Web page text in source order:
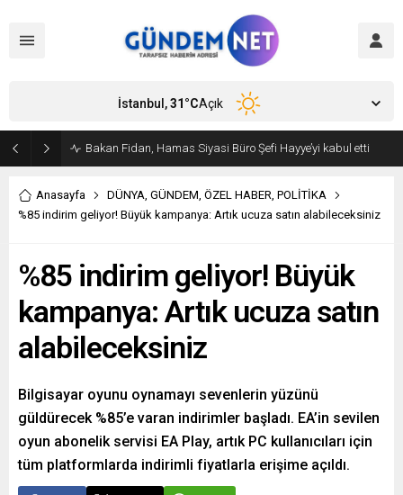
Bakan Fidan, Hamas Siyasi Büro Şefi Hayye’yi kabul etti
İstanbul,31°CAçık
Anasayfa DÜNYA, GÜNDEM, ÖZEL HABER, POLİTİKA
%85 indirim geliyor! Büyük kampanya: Artık ucuza satın alabileceksiniz
%85 indirim geliyor! Büyük
kampanya: Artık ucuza satın
alabileceksiniz
Bilgisayar oyunu oynamayı sevenlerin yüzünü
güldürecek %85’e varan indirimler başladı. EA’in sevilen
oyun abonelik servisi EA Play, artık PC kullanıcıları için
tüm platformlarda indirimli fiyatlarla erişime açıldı.